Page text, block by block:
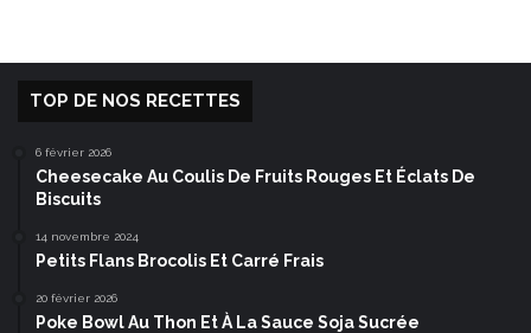
TOP DE NOS RECETTES
6 février 2026
Cheesecake Au Coulis De Fruits Rouges Et Éclats De
Biscuits
14 novembre 2024
Petits Flans Brocolis Et Carré Frais
20 février 2026
Poke Bowl Au Thon Et À La Sauce Soja Sucrée